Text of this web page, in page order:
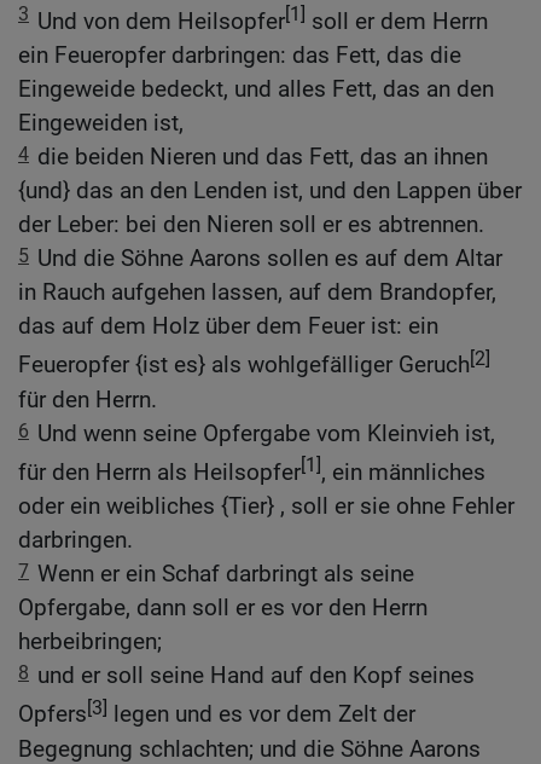
3 Und von dem Heilsopfer[1] soll er dem Herrn
ein Feueropfer darbringen: das Fett, das die
Eingeweide bedeckt, und alles Fett, das an den
Eingeweiden ist,
4 die beiden Nieren und das Fett, das an ihnen
{und} das an den Lenden ist, und den Lappen über
der Leber: bei den Nieren soll er es abtrennen.
5 Und die Söhne Aarons sollen es auf dem Altar
in Rauch aufgehen lassen, auf dem Brandopfer,
das auf dem Holz über dem Feuer ist: ein
Feueropfer {ist es} als wohlgefälliger Geruch[2]
für den Herrn.
6 Und wenn seine Opfergabe vom Kleinvieh ist,
für den Herrn als Heilsopfer[1], ein männliches
oder ein weibliches {Tier} , soll er sie ohne Fehler
darbringen.
7 Wenn er ein Schaf darbringt als seine
Opfergabe, dann soll er es vor den Herrn
herbeibringen;
8 und er soll seine Hand auf den Kopf seines
Opfers[3] legen und es vor dem Zelt der
Begegnung schlachten; und die Söhne Aarons